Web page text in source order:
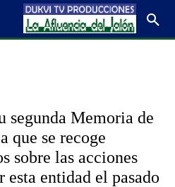
Memoria de
que se recoge
sobre las acciones
esta entidad el pasado